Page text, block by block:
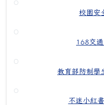
校園安
168交
教育部防制學
不迷小紅